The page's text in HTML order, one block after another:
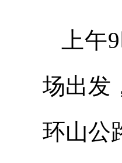
上
场出发
环山公